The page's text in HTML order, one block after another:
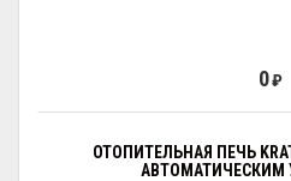
0₽
ОТОПИТЕЛЬНАЯ ПЕЧЬ
АВТОМАТИЧЕСКИМ